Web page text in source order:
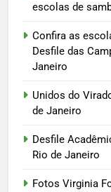
escolas de
Confira as
Desfile das
Janeiro
Unidos do
de Janeiro
Desfile
Rio de Janeiro
Fotos Virginia